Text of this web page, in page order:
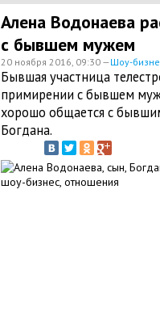
Алена Водонаева
с бывшем мужем
20 ноября 2016, 09:30 —Шоу-
Бывшая участница
примирении с бывшем
хорошо общается с
Богдана.